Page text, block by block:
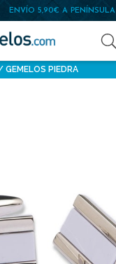
ENVÍO 5,90€ A PENÍNSULA
GEMELOS PIEDRA